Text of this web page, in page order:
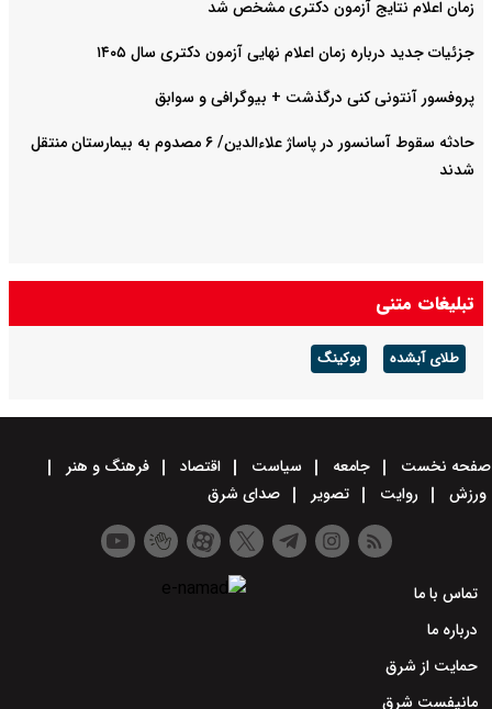
زمان اعلام نتایج آزمون دکتری مشخص شد
جزئیات جدید درباره زمان اعلام نهایی آزمون دکتری سال ۱۴۰۵
پروفسور آنتونی کنی درگذشت + بیوگرافی و سوابق
حادثه سقوط آسانسور در پاساژ علاءالدین/ ۶ مصدوم به بیمارستان منتقل
شدند
تبلیغات متنی
طلای آبشده بوکینگ
صفحه نخست جامعه سیاست اقتصاد
فرهنگ و هنر
ورزش
روایت تصویر صدای شرق
تماس با ما
درباره ما
حمایت از شرق
مانیفست شرق